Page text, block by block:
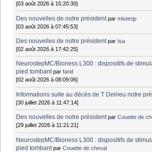
[03 août 2026 à 15:20:30]
Des nouvelles de notre président parmisterjp
[03 août 2026 à 07:45:53]
Des nouvelles de notre président par Isa
[02 août 2026 à 17:42:25]
NeurostepMC/Bioness L300 : dispositifs de
pied tombant parfarid
[02 août 2026 à 08:09:06]
Informations suite au décès de T Delrieu notre
[30 juillet 2026 à 11:47:14]
Des nouvelles de notre président parCouette de
[29 juillet 2026 à 11:21:21]
NeurostepMC/Bioness L300 : dispositifs de
pied tombant parCouette de cheval